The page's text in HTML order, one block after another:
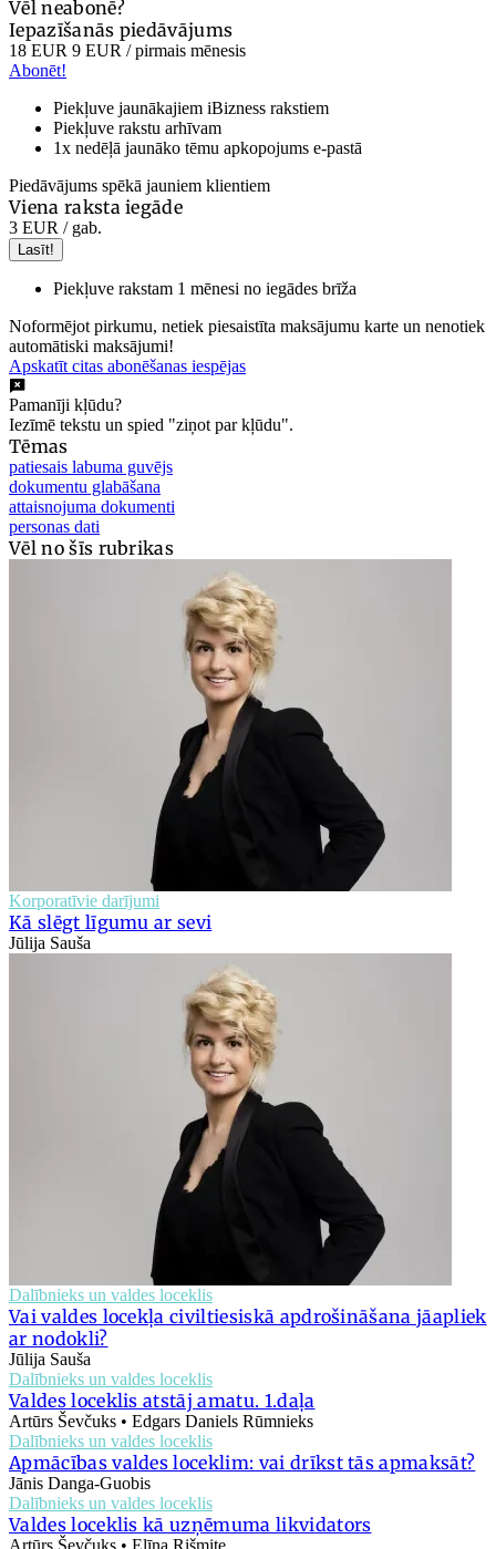
Vēl neabonē?
Iepazīšanās piedāvājums
18 EUR 9 EUR / pirmais mēnesis
Abonēt!
Piekļuve jaunākajiem iBizness rakstiem
Piekļuve rakstu arhīvam
1x nedēļā jaunāko tēmu apkopojums e-pastā
Piedāvājums spēkā jauniem klientiem
Viena raksta iegāde
3 EUR / gab.
Lasīt!
Piekļuve rakstam 1 mēnesi no iegādes brīža
Noformējot pirkumu, netiek piesaistīta maksājumu karte un nenotiek
automātiski maksājumi!
Apskatīt citas abonēšanas iespējas
Pamanīji kļūdu?
Iezīmē tekstu un spied "ziņot par kļūdu".
Tēmas
patiesais labuma guvējs
dokumentu glabāšana
attaisnojuma dokumenti
personas dati
Vēl no šīs rubrikas
Korporatīvie darījumi
Kā slēgt līgumu ar sevi
Jūlija Sauša
Dalībnieks un valdes loceklis
Vai valdes locekļa civiltiesiskā apdrošināšana jāapliek
ar nodokli?
Jūlija Sauša
Dalībnieks un valdes loceklis
Valdes loceklis atstāj amatu. 1.daļa
Artūrs Ševčuks • Edgars Daniels Rūmnieks
Dalībnieks un valdes loceklis
Apmācības valdes loceklim: vai drīkst tās apmaksāt?
Jānis Danga-Guobis
Dalībnieks un valdes loceklis
Valdes loceklis kā uzņēmuma likvidators
Artūrs Ševčuks • Elīna Rišmite